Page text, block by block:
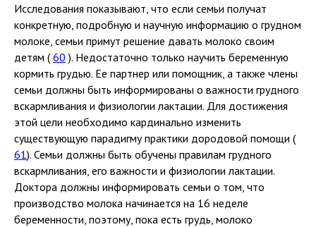
Исследования показывают, что если семьи получат
конкретную, подробную и научную информацию о грудном
молоке, семьи примут решение давать молоко своим
детям (60 ). Недостаточно только научить беременную
кормить грудью. Ее партнер или помощник, а также члены
семьи должны быть информированы о важности грудного
вскармливания и физиологии лактации. Для достижения
этой цели необходимо кардинально изменить
существующую парадигму практики дородовой помощи (
61). Семьи должны быть обучены правилам грудного
вскармливания, его важности и физиологии лактации.
Доктора должны информировать семьи о том, что
производство молока начинается на 16 неделе
беременности, поэтому, пока есть грудь, молоко